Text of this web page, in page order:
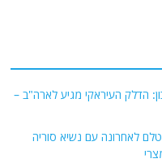
הדלק העיראקי מגיע לארה"ב –
לאחרונה עם נשיא סוריה